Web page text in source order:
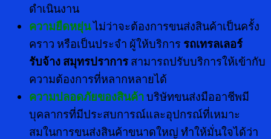
ดำเนินงาน
ความยืดหยุ่นไม่ว่าจะต้องการขนส่งสินค้าเป็นครั้ง
คราว หรือเป็นประจำ ผู้ให้บริการ รถเทรลเลอร์
รับจ้าง สมุทรปราการ สามารถปรับบริการให้เข้ากับ
ความต้องการที่หลากหลายได้
ความปลอดภัยของสินค้าบริษัทขนส่งมืออาชีพมี
บุคลากรที่มีประสบการณ์และอุปกรณ์ที่เหมาะ
สมในการขนส่งสินค้าขนาดใหญ่ ทำให้มั่นใจได้ว่า